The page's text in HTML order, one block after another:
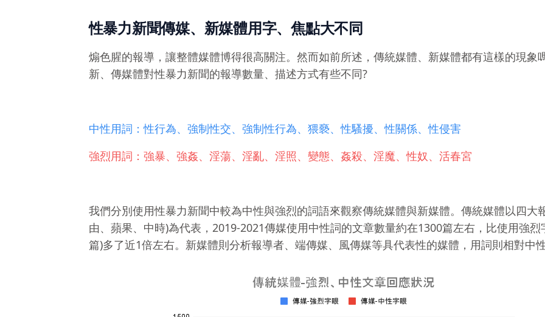
性暴力新聞傳媒、新媒體用字、焦點大不同
煽色腥的報導，讓整體媒體博得很高關注。然而如前所述，傳統媒體、新媒體都有這樣的現象
新、傳媒體對性暴力新聞的報導數量、描述方式有些不同?
中性用詞：性行為、強制性交、強制性行為、猥褻、性騷擾、性關係、性侵害
強烈用詞：強暴、強姦、淫蕩、淫亂、淫照、變態、姦殺、淫魔、性奴、活春宮
我們分別使用性暴力新聞中較為中性與強烈的詞語來觀察傳統媒體與新媒體。傳統媒體以四大
由、蘋果、中時)為代表，2019-2021傳媒使用中性詞的文章數量約在1300篇左右，比使用強烈
篇)多了近1倍左右。新媒體則分析報導者、端傳媒、風傳媒等具代表性的媒體，用詞則相對中性